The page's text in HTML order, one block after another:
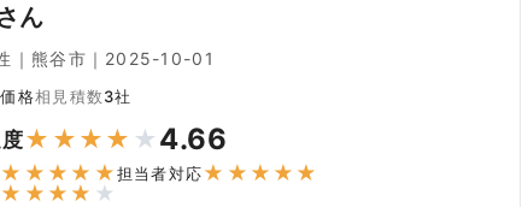
ん
｜熊谷市｜2025-10-01
価格相見積数3社
★ ★ ★ ★ ★ 4.66
★ ★ ★ ★ ★担当者対応★ ★ ★ ★ ★
★ ★ ★ ★ ★